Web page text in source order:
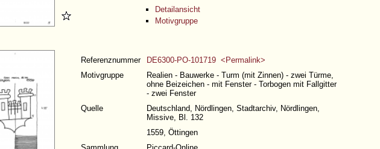
Detailansicht
Motivgruppe
Referenznummer
DE6300-PO-101719 <Permalink>
Motivgruppe
Realien - Bauwerke - Turm (mit Zinnen) - zwei Türme,
ohne Beizeichen - mit Fenster - Torbogen mit Fallgitter
- zwei Fenster
Quelle
Deutschland, Nördlingen, Stadtarchiv, Nördlingen,
Missive, Bl. 132
1559, Öttingen